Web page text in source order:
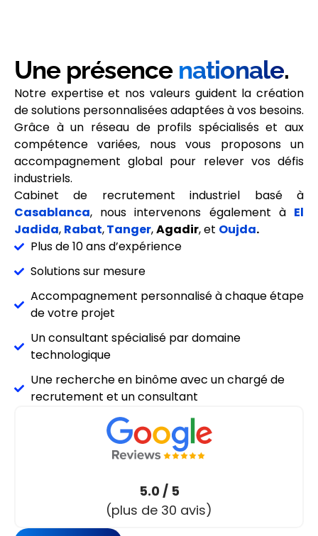
Une présence nationale.
Notre expertise et nos valeurs guident la création
de solutions personnalisées adaptées à vos besoins.
Grâce à un réseau de profils spécialisés et aux
compétence variées, nous vous proposons un
accompagnement global pour relever vos défis
industriels.
Cabinet de recrutement industriel basé à
Casablanca, nous intervenons également à El
Jadida, Rabat,Tanger,Agadir, et Oujda.
Plus de 10 ans d’expérience
Solutions sur mesure
Accompagnement personnalisé à chaque étape
de votre projet
Un consultant spécialisé par domaine
technologique
Une recherche en binôme avec un chargé de
recrutement et un consultant
5.0 / 5
(plus de 30 avis)